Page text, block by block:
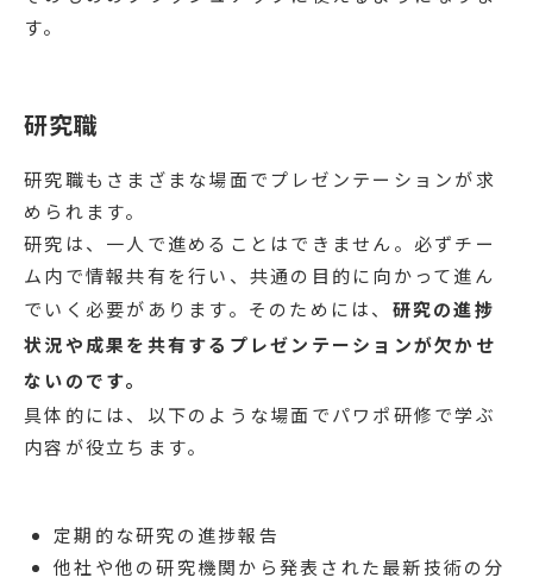
す。
研究職
研究職もさまざまな場面でプレゼンテーションが求
められます。
研究は、一人で進めることはできません。必ずチー
ム内で情報共有を行い、共通の目的に向かって進ん
でいく必要があります。そのためには、 研究の進捗
状況や成果を共有するプレゼンテーションが欠かせ
ないのです。
具体的には、以下のような場面でパワポ研修で学ぶ
内容が役立ちます。
定期的な研究の進捗報告
他社や他の研究機関から発表された最新技術の分